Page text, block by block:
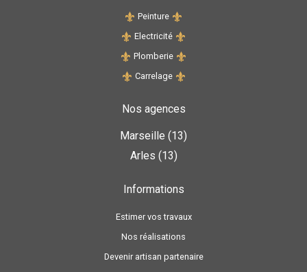
Peinture
Electricité
Plomberie
Carrelage
Nos agences
Marseille (13)
Arles (13)
Informations
Estimer vos travaux
Nos réalisations
Devenir artisan partenaire